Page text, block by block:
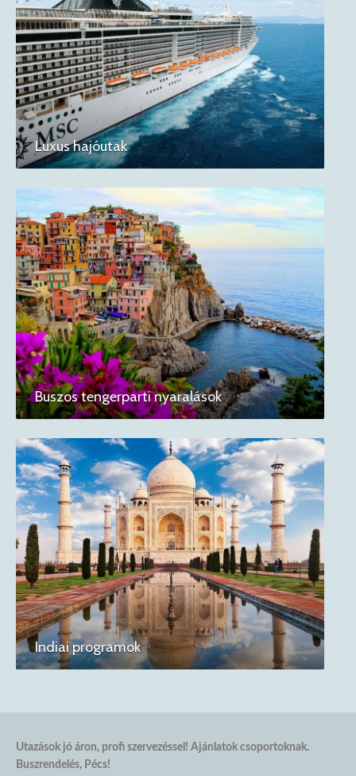
Luxus hajóutak
Buszos tengerparti nyaralások
Indiai programok
Utazások jó áron, profi szervezéssel! Ajánlatok csoportoknak.
Buszrendelés, Pécs!